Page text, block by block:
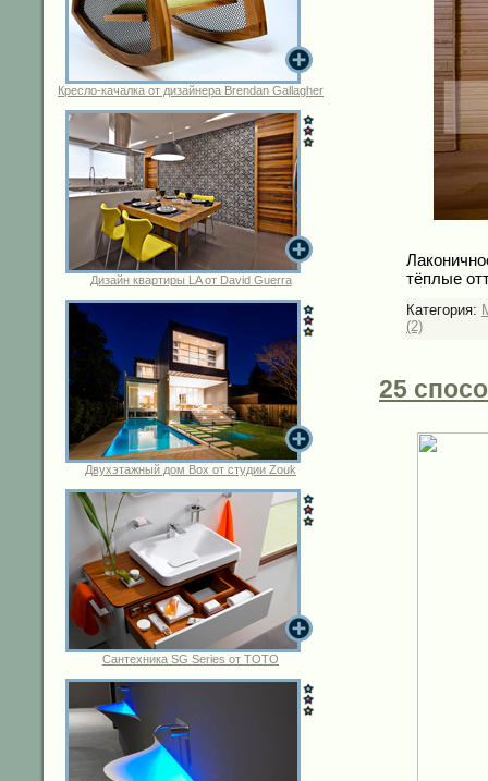
Кресло-качалка от дизайнера Brendan Gallagher
Дизайн квартиры LA от David Guerra
Двухэтажный дом Box от студии Zouk
Сантехника SG Series от TOTO
тёплые
Категория:
(2)
25